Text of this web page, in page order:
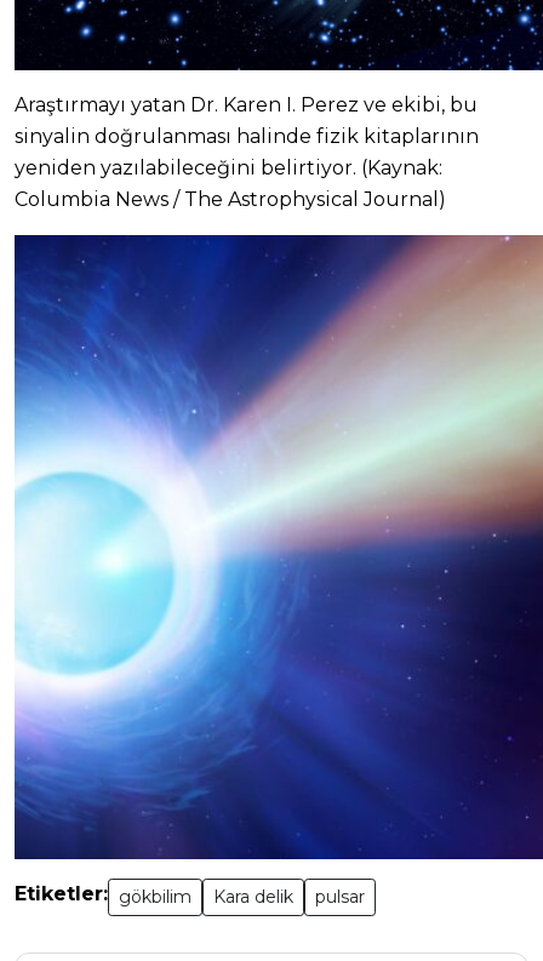
Araştırmayı yatan Dr. Karen I. Perez ve ekibi, bu
sinyalin doğrulanması halinde fizik kitaplarının
yeniden yazılabileceğini belirtiyor. (Kaynak:
Columbia News / The Astrophysical Journal)
Etiketler: gökbilim Kara delik pulsar